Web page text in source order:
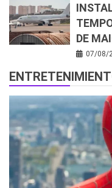
DE
07/08/